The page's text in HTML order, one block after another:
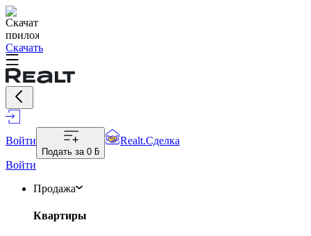
Скачать
Войти
Подать за 0 ƃ
Realt.Сделка
Войти
Продажа
Квартиры